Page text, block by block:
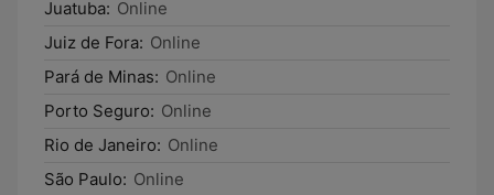
Juatuba: Online
Juiz de Fora: Online
Pará de Minas: Online
Porto Seguro: Online
Rio de Janeiro: Online
São Paulo: Online